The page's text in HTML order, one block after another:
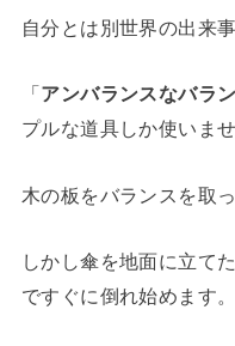
自分とは別世界の出来
「アンバランスなバラ
プルな道具しか使いませ
木の板をバランスを取
しかし傘を地面に立て
ですぐに倒れ始めます。